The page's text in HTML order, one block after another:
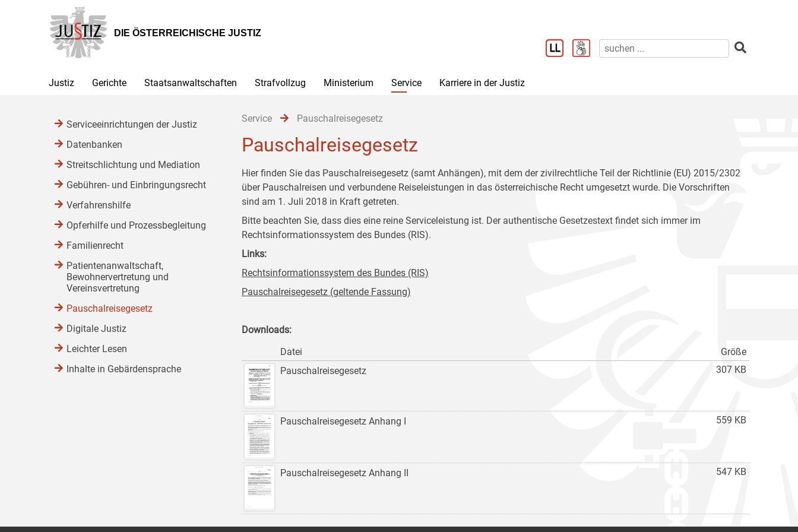
Hauptnavigation
[1]
Inhalt
[2]
Untermenü
[3]
DIE ÖSTERREICHISCHE JUSTIZ
Justiz Gerichte Staatsanwaltschaften Strafvollzug Ministerium Service Karriere in der Justiz
Service Pauschalreisegesetz
Pauschalreisegesetz
Hier finden Sie das Pauschalreisegesetz (samt Anhängen), mit dem der zivilrechtliche Teil der Richtlinie (EU) 2015/2302
über Pauschalreisen und verbundene Reiseleistungen in das österreichische Recht umgesetzt wurde. Die Vorschriften
sind am 1. Juli 2018 in Kraft getreten.
Bitte beachten Sie, dass dies eine reine Serviceleistung ist. Der authentische Gesetzestext findet sich immer im
Rechtsinformationssystem des Bundes (RIS).
Links:
Rechtsinformationssystem des Bundes (RIS)
Pauschalreisegesetz (geltende Fassung)
Downloads:
Größe
Datei
307 KB
Pauschalreisegesetz
559 KB
Pauschalreisegesetz Anhang I
547 KB
Pauschalreisegesetz Anhang II
Serviceeinrichtungen der Justiz
Datenbanken
Streitschlichtung und Mediation
Gebühren- und Einbringungsrecht
Verfahrenshilfe
Opferhilfe und Prozessbegleitung
Familienrecht
Patientenanwaltschaft,
Bewohnervertretung und
Vereinsvertretung
Pauschalreisegesetz
Digitale Justiz
Leichter Lesen
Inhalte in Gebärdensprache